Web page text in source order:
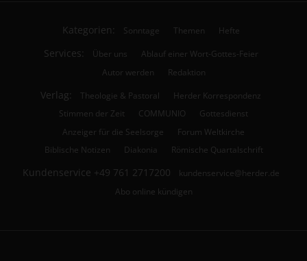
Kategorien: Sonntage Themen Hefte
Services: Über uns
Ablauf einer Wort-Gottes-Feier
Autor werden
Redaktion
Verlag: Theologie & Pastoral
Herder Korrespondenz
Stimmen der Zeit
COMMUNIO
Gottesdienst
Anzeiger für die Seelsorge
Forum Weltkirche
Biblische Notizen
Diakonia Römische Quartalschrift
Kundenservice +49 761 2717200
kundenservice@herder.de
Abo online kündigen